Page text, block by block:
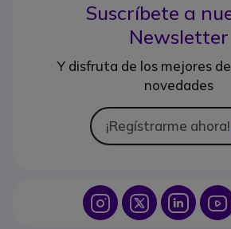
Suscríbete a
Newsletter
Y disfruta de los mejores
novedades
¡Regístrarme ahora!
Icon IconIcon